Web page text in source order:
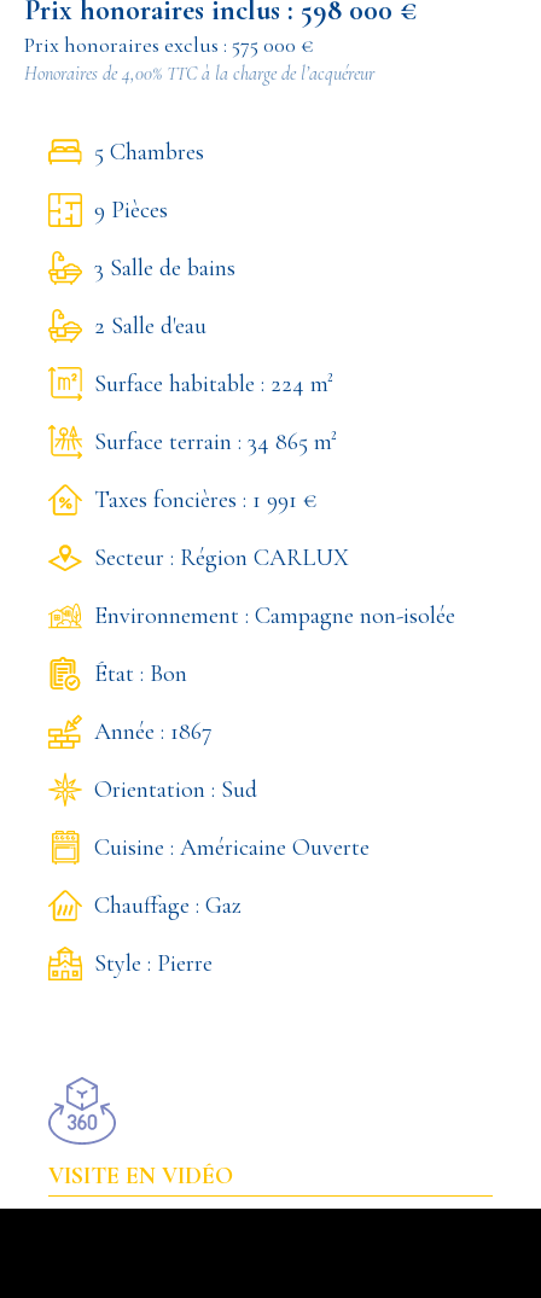
Prix honoraires inclus : 598 000 €
Prix honoraires exclus : 575 000 €
Honoraires de 4,00% TTC à la charge de l’acquéreur
5 Chambres
9 Pièces
3 Salle de bains
2 Salle d'eau
Surface habitable : 224 m²
Surface terrain : 34 865 m²
Taxes foncières : 1 991 €
Secteur : Région CARLUX
Environnement : Campagne non-isolée
État : Bon
Année : 1867
Orientation : Sud
Cuisine : Américaine Ouverte
Chauffage : Gaz
Style : Pierre
VISITE EN VIDÉO